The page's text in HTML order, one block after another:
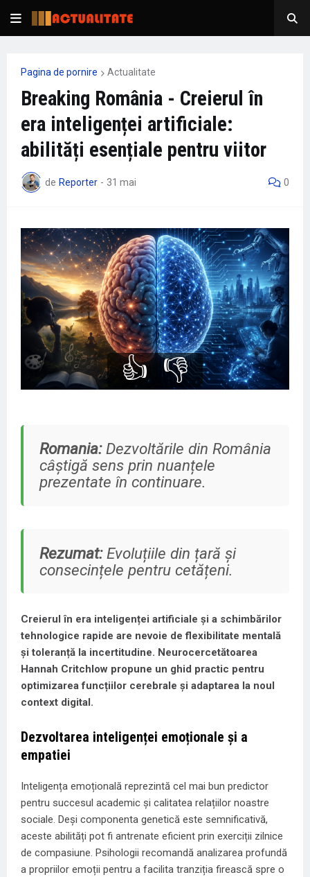
Pagina de pornire Actualitate
Breaking România - Creierul în
era inteligenței artificiale:
abilități esențiale pentru viitor
de Reporter - 31 mai 0
👍 👎
Romania:Dezvoltările din România
câștigă sens prin nuanțele
prezentate în continuare.
Rezumat:Evoluțiile din țară și
consecințele pentru cetățeni.
Creierul în era inteligenței artificiale și a schimbărilor
tehnologice rapide are nevoie de flexibilitate mentală
și toleranță la incertitudine. Neurocercetătoarea
Hannah Critchlow propune un ghid practic pentru
optimizarea funcțiilor cerebrale și adaptarea la noul
context digital.
Dezvoltarea inteligenței emoționale și a
empatiei
Inteligența emoțională reprezintă cel mai bun predictor
pentru succesul academic și calitatea relațiilor noastre
sociale. Deși componenta genetică este semnificativă,
aceste abilități pot fi antrenate eficient prin exerciții zilnice
de compasiune. Psihologii recomandă analizarea profundă
a propriilor emoții pentru a facilita tranziția firească spre o